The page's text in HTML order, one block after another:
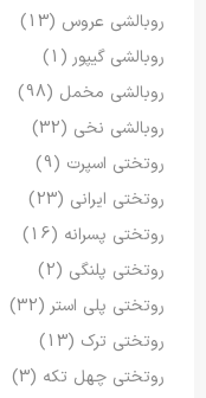
روبالشی عروس (13)
روبالشی گیپور (1)
روبالشی مخمل (98)
روبالشی نخی (32)
روتختی اسپرت (9)
روتختی ایرانی (23)
روتختی پسرانه (16)
روتختی پلنگی (2)
روتختی پلی استر (32)
روتختی ترک (13)
روتختی چهل تکه (3)